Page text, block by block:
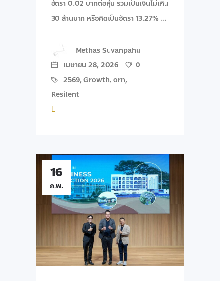
อัตรา 0.02 บาทต่อหุ้น รวมเป็นเงินไม่เกิน
30 ล้านบาท หรือคิดเป็นอัตรา 13.27%
Methas Suvanpahu
เมษายน 28, 2026
0
2569, Growth, orn,
Resilent
16
ก.พ.